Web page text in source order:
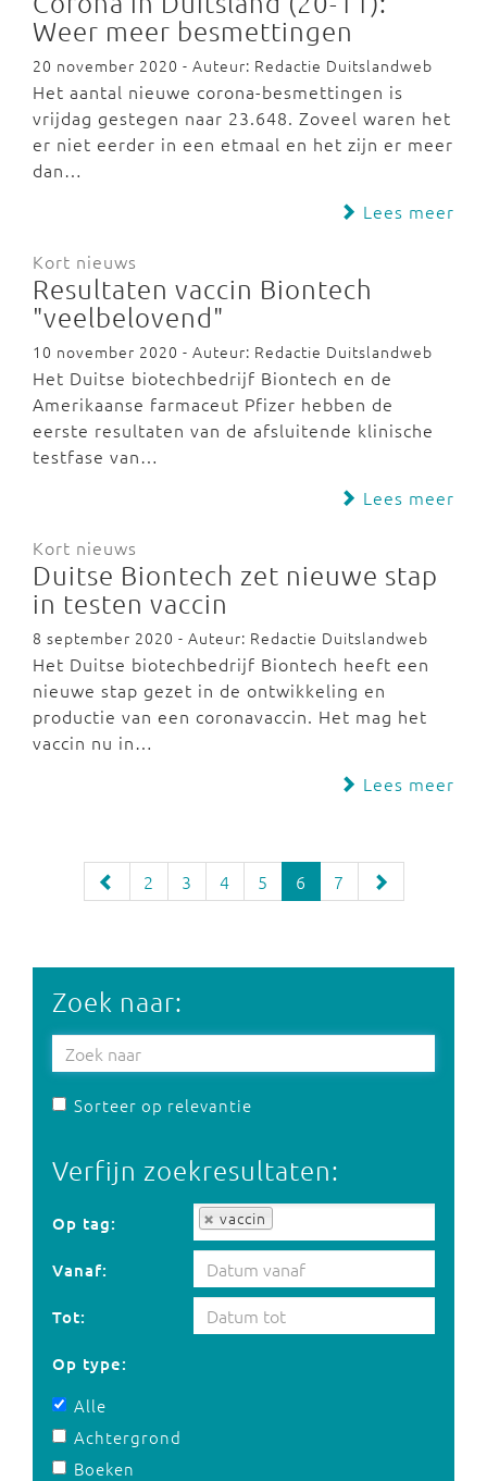
Weer meer besmettingen
20 november 2020 - Auteur: Redactie Duitslandweb
Het aantal nieuwe corona-besmettingen is
vrijdag gestegen naar 23.648. Zoveel waren het
er niet eerder in een etmaal en het zijn er meer
dan…
Lees meer
Kort nieuws
Resultaten vaccin Biontech
"veelbelovend"
10 november 2020 - Auteur: Redactie Duitslandweb
Het Duitse biotechbedrijf Biontech en de
Amerikaanse farmaceut Pfizer hebben de
eerste resultaten van de afsluitende klinische
testfase van…
Lees meer
Kort nieuws
Duitse Biontech zet nieuwe stap
in testen vaccin
8 september 2020 - Auteur: Redactie Duitslandweb
Het Duitse biotechbedrijf Biontech heeft een
nieuwe stap gezet in de ontwikkeling en
productie van een coronavaccin. Het mag het
vaccin nu in…
Lees meer
2 3 4 5 6 7
Zoek naar:
Sorteer op relevantie
Verfijn zoekresultaten:
Op tag: vaccin
Op tag:
Vanaf:
Tot:
Op type:
Alle
Achtergrond
Boeken